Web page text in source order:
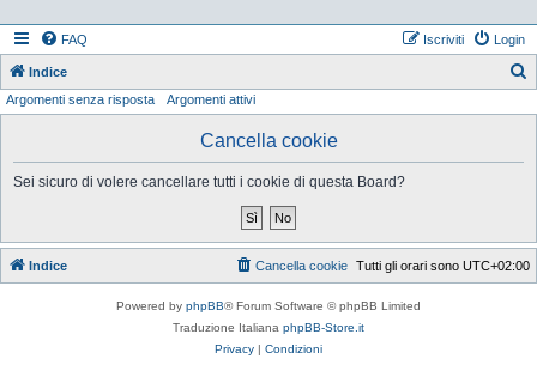
FAQ Login
Iscriviti
Indice
Argomenti senza risposta Argomenti attivi
Cancella cookie
Sei sicuro di volere cancellare tutti i cookie di questa Board?
Indice Tutti gli orari sono UTC+02:00
Cancella cookie
Powered by phpBB® Forum Software © phpBB Limited
Traduzione Italiana phpBB-Store.it
Privacy | Condizioni